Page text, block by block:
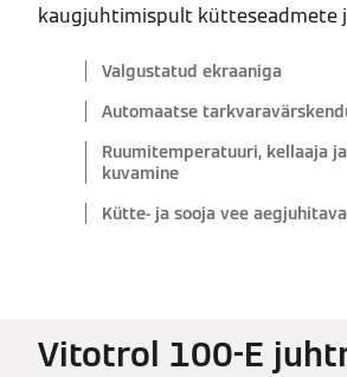
kaugjuhtimispult kütteseadmete
Valgustatud ekraaniga
Automaatse
Ruumitemperatuuri, kellaaja
kuvamine
Kütte- ja sooja vee
Vitotrol 100-E